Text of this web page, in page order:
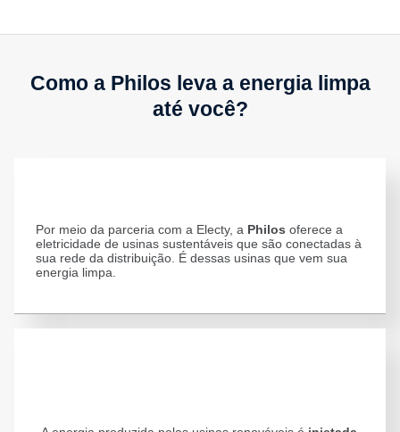
Como a Philos leva a energia limpa
até você?
Por meio da parceria com a Electy, a Philos oferece a
eletricidade de usinas sustentáveis que são conectadas à
sua rede da distribuição. É dessas usinas que vem sua
energia limpa.